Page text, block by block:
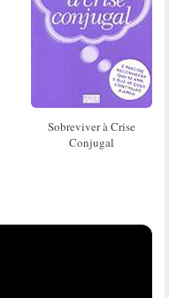
Sobreviver à Crise
Conjugal